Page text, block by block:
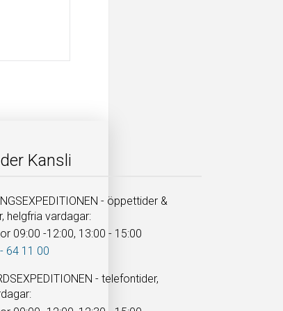
Kansli
- öppettider &
helgfria vardagar:
09:00 -12:00, 13:00 - 15:00
64 11 00
- telefontider,